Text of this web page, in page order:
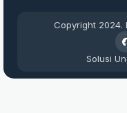
Copyright 2024.
Solusi